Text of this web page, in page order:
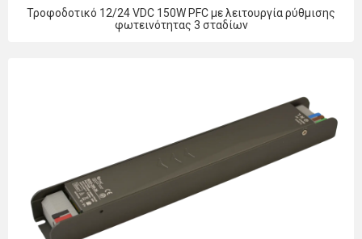
Τροφοδοτικό 12/24 VDC 150W PFC με λειτουργία ρύθμισης
φωτεινότητας 3 σταδίων